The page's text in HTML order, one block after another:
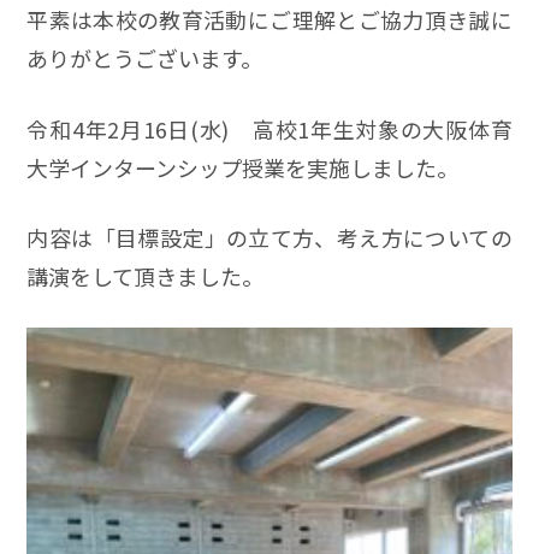
平素は本校の教育活動にご理解とご協力頂き誠に
ありがとうございます。
令和4年2月16日(水) 高校1年生対象の大阪体育
大学インターンシップ授業を実施しました。
内容は「目標設定」の立て方、考え方についての
講演をして頂きました。